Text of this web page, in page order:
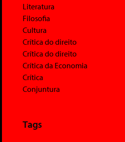
Literatura
Filosofia
Cultura
Crítica do direito
Crítica do direito
Crítica da Economia
Crítica
Conjuntura
Tags